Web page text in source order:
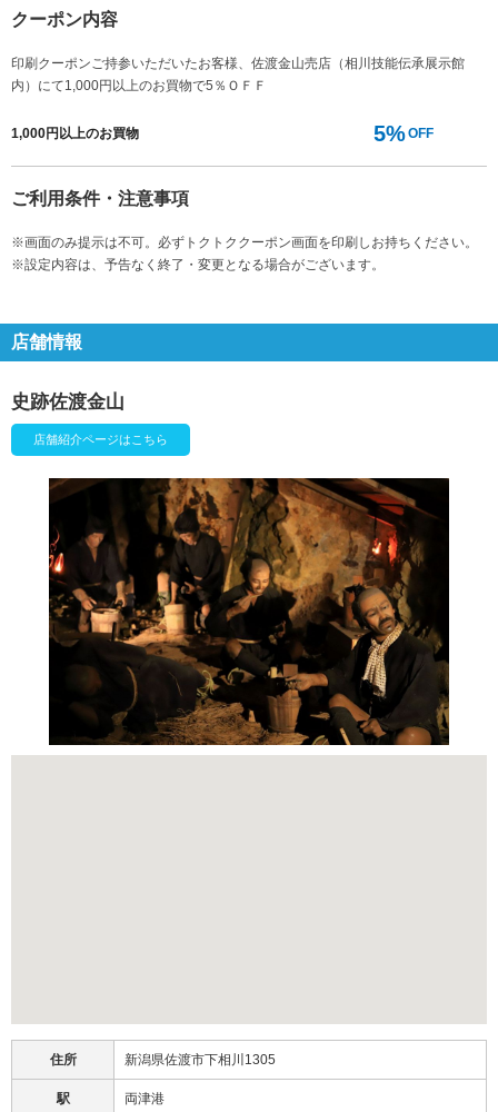
クーポン内容
印刷クーポンご持参いただいたお客様、佐渡金山売店（相川技能伝承展示館
内）にて1,000円以上のお買物で5％ＯＦＦ
1,000円以上のお買物 5%OFF
ご利用条件・注意事項
※画面のみ提示は不可。必ずトクトククーポン画面を印刷しお持ちください。
※設定内容は、予告なく終了・変更となる場合がございます。
店舗情報
史跡佐渡金山
店舗紹介ページはこちら
住所 新潟県佐渡市下相川1305
駅 両津港